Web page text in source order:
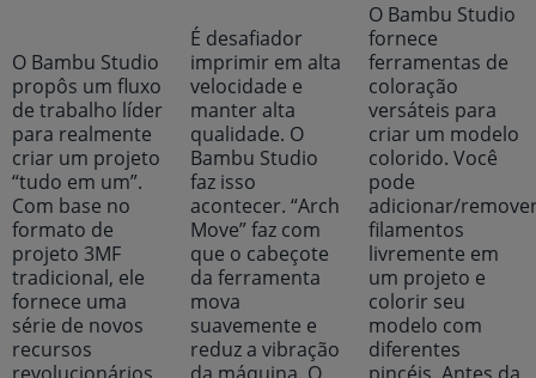
O Bambu Studio
propôs um fluxo
de trabalho líder
para realmente
criar um projeto
“tudo em um”.
Com base no
formato de
projeto 3MF
tradicional, ele
fornece uma
série de novos
recursos
É desafiador
imprimir em alta
velocidade e
manter alta
qualidade. O
Bambu Studio
faz isso
acontecer. “Arch
Move” faz com
que o cabeçote
da ferramenta
mova
suavemente e
reduz a vibração
O Bambu Studio
fornece
ferramentas de
coloração
versáteis para
criar um modelo
colorido. Você
pode
adicionar/
filamentos
livremente em
um projeto e
colorir seu
modelo com
diferentes